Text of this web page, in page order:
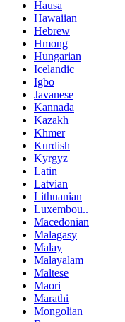
Hausa
Hawaiian
Hebrew
Hmong
Hungarian
Icelandic
Igbo
Javanese
Kannada
Kazakh
Khmer
Kurdish
Kyrgyz
Latin
Latvian
Lithuanian
Luxembou..
Macedonian
Malagasy
Malay
Malayalam
Maltese
Maori
Marathi
Mongolian